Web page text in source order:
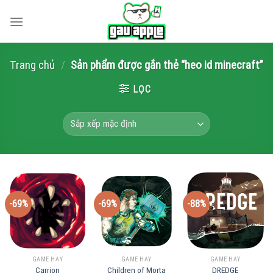
Trang chủ / Sản phẩm được gắn thẻ “heo id minecraft”
LỌC
-69%
GAME HAY
Carrion
-69%
GAME HAY
Children of Morta
-88%
GAME HAY
DREDGE